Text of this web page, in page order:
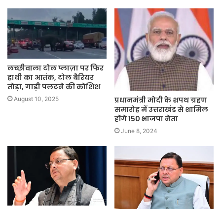
लच्छीवाला टोल प्लाज़ा पर फिर
हाथी का आतंक, टोल बैरियर
तोड़ा, गाड़ी पलटने की कोशिश
August 10, 2025
प्रधानमंत्री मोदी के शपथ ग्रहण
समारोह में उत्तराखंड से शामिल
होंगे 150 भाजपा नेता
June 8, 2024